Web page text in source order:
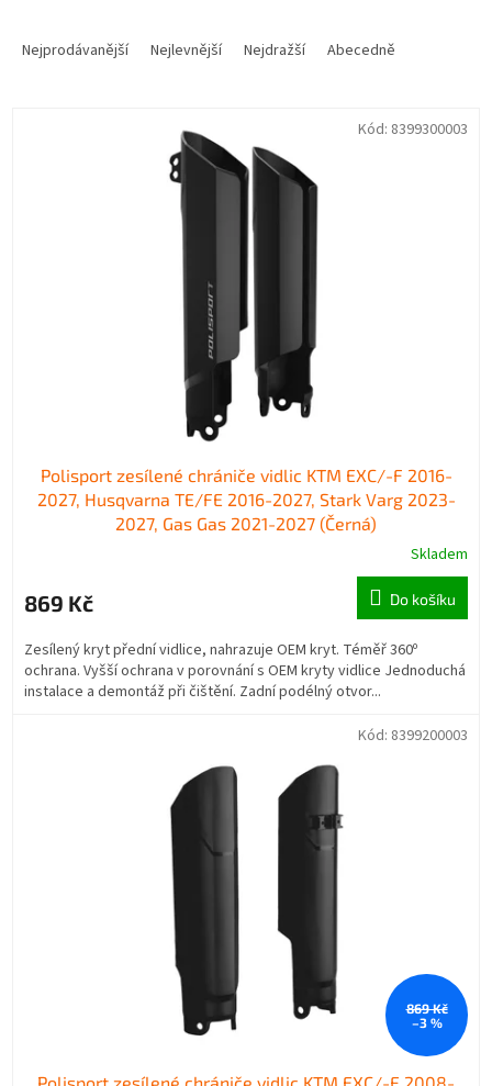
Nejprodávanější Nejlevnější Nejdražší Abecedně
Polisport zesílené chrániče vidlic KTM EXC/-F 2016-
2027, Husqvarna TE/FE 2016-2027, Stark Varg 2023-
2027, Gas Gas 2021-2027 (Černá)
Skladem
869 Kč Do košíku
Zesílený kryt přední vidlice, nahrazuje OEM kryt. Téměř 360º
ochrana. Vyšší ochrana v porovnání s OEM kryty vidlice Jednoduchá
instalace a demontáž při čištění. Zadní podélný otvor...
Kód: 8399300003
869 Kč
–3 %
Kód: 8399200003